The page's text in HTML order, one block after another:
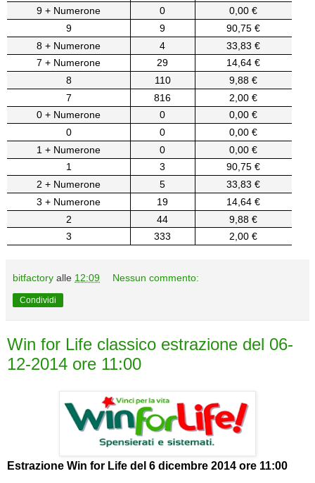
9 + Numerone
0
0,00 €
9
9
90,75 €
8 + Numerone
4
33,83 €
7 + Numerone
29
14,64 €
8
110
9,88 €
7
816
2,00 €
0 + Numerone
0
0,00 €
0
0
0,00 €
1 + Numerone
0
0,00 €
1
3
90,75 €
2 + Numerone
5
33,83 €
3 + Numerone
19
14,64 €
2
44
9,88 €
3
333 2,00 €
bitfactory alle 12:09 Nessun commento:
Condividi
Win for Life classico estrazione del 06-
12-2014 ore 11:00
Estrazione Win for Life del 6 dicembre 2014 ore 11:00